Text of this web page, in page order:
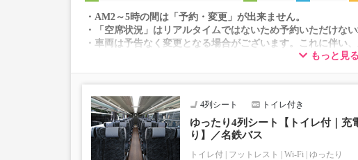
・AM2～5時の間は「予約・変更」が出来ません。
・「空席状況」はリアルタイムではないため予約いただけない
・車両は予告なく変更となる場合がございます。これに伴い
もっと見る
4列シート トイレ付き
ゆったり4列シート【トイレ付｜充
り】／名鉄バス
トイレ付 フットレスト Wi-Fi ゆったり